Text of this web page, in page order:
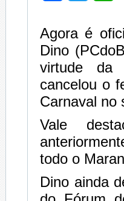
Agora é
Dino
virtude da
cancelou o
Carnaval no
Vale
todo o
Dino ainda